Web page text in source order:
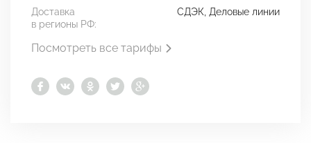
Доставка
в регионы РФ:
СДЭК, Деловые линии
Посмотреть все тарифы